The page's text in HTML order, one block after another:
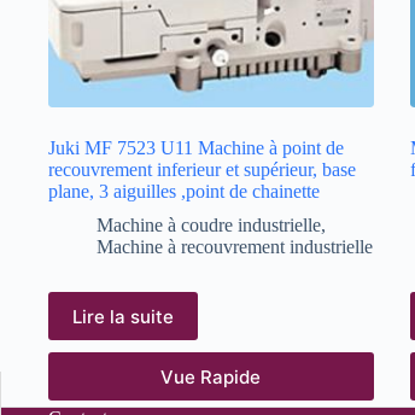
Juki MF 7523 U11 Machine à point de
recouvrement inferieur et supérieur, base
plane, 3 aiguilles ,point de chainette
Machine à coudre industrielle,
Machine à recouvrement industrielle
Lire la suite
Vue Rapide